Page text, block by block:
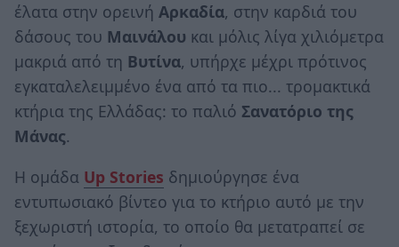
έλατα στην ορεινή Αρκαδία, στην καρδιά του
δάσους του Μαινάλου και μόλις λίγα χιλιόμετρα
μακριά από τη Βυτίνα, υπήρχε μέχρι πρότινος
εγκαταλελειμμένο ένα από τα πιο... τρομακτικά
κτήρια της Ελλάδας: το παλιό Σανατόριο της
Μάνας.
Η ομάδα Up Stories δημιούργησε ένα
εντυπωσιακό βίντεο για το κτήριο αυτό με την
ξεχωριστή ιστορία, το οποίο θα μετατραπεί σε